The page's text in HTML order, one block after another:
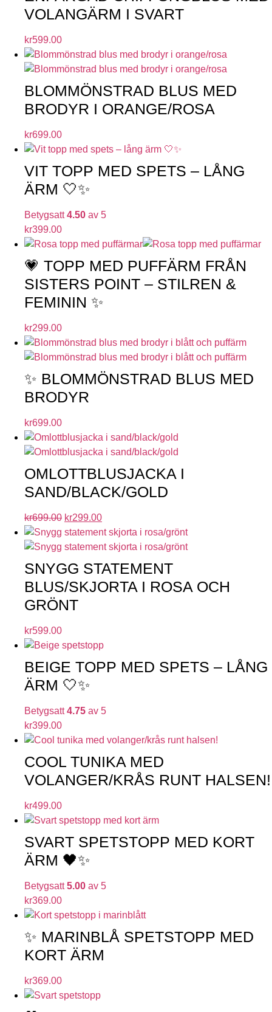
VOLANGÄRM I SVART
kr599.00
BLOMMÖNSTRAD BLUS MED
BRODYR I ORANGE/ROSA
kr699.00
VIT TOPP MED SPETS – LÅNG
ÄRM 🤍✨
Betygsatt4.50 av 5
kr399.00
💗 TOPP MED PUFFÄRM FRÅN
SISTERS POINT – STILREN &
FEMININ ✨
kr299.00
✨ BLOMMÖNSTRAD BLUS MED
BRODYR
kr699.00
OMLOTTBLUSJACKA I
SAND/BLACK/GOLD
kr699.00 kr299.00
SNYGG STATEMENT
BLUS/SKJORTA I ROSA OCH
GRÖNT
kr599.00
BEIGE TOPP MED SPETS – LÅNG
ÄRM 🤍✨
Betygsatt4.75 av 5
kr399.00
COOL TUNIKA MED
VOLANGER/KRÅS RUNT HALSEN!
kr499.00
SVART SPETSTOPP MED KORT
ÄRM 🖤✨
Betygsatt5.00 av 5
kr369.00
✨ MARINBLÅ SPETSTOPP MED
KORT ÄRM
kr369.00